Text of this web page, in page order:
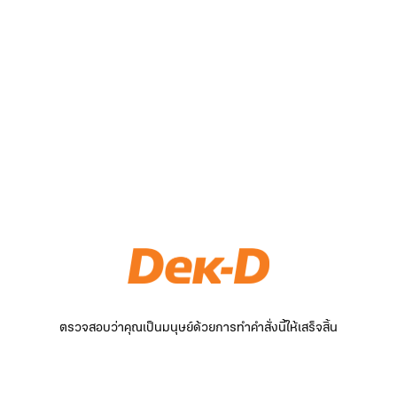
ตรวจสอบว่าคุณเป็นมนุษย์ด้วยการทำคำสั่งนี้ให้เสร็จสิ้น